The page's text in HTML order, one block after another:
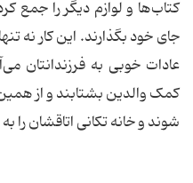
کتاب‌ها و لوازم دیگر را جمع
جای خود بگذارند. این کار نه
عادات خوبی به فرزندانتان
کمک والدین بشتابند و از
شوند و خانه تکانی اتاقشان را